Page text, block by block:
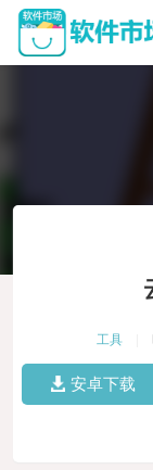
工具
安卓下载